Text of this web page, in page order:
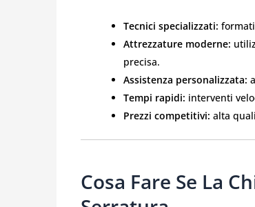
Tecnici specializzati:
Attrezzature moderne:
precisa.
Assistenza personalizzata:
Tempi rapidi: interventi
Prezzi competitivi: alta
Cosa Fare Se La